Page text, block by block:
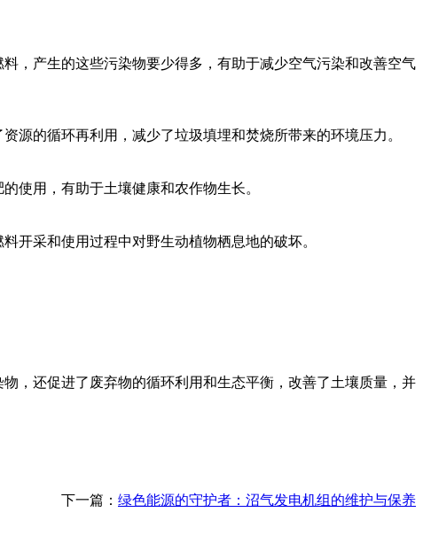
，产生的这些污染物要少得多，有助于减少空气污染和改善空气
源的循环再利用，减少了垃圾填埋和焚烧所带来的环境压力。
使用，有助于土壤健康和农作物生长。
开采和使用过程中对野生动植物栖息地的破坏。
，还促进了废弃物的循环利用和生态平衡，改善了土壤质量，并
下一篇： 绿色能源的守护者：沼气发电机组的维护与保养